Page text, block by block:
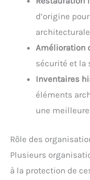
d’origine
Amélioration
sécurité et la
Inventaires
éléments
une
Rôle des
Plusieurs
à la protection de